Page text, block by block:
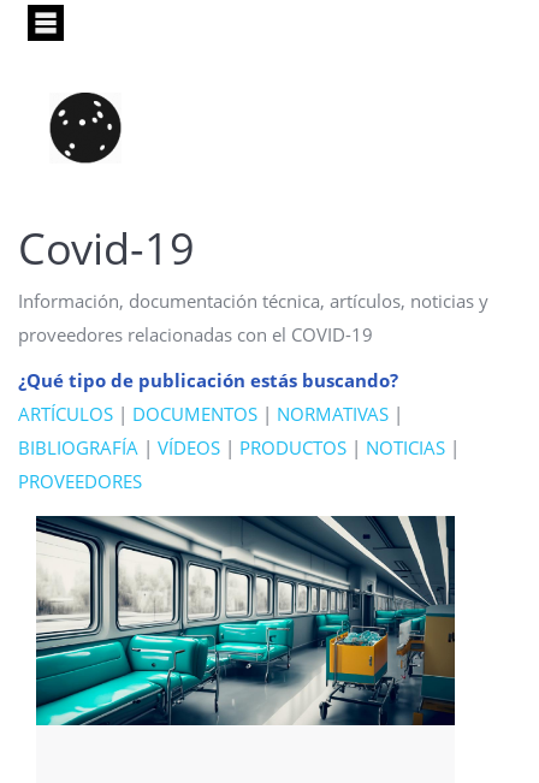
Pasar
principal
covid-19
Información, documentación técnica, artículos, noticias y
proveedores relacionadas con el COVID-19
¿Qué tipo de publicación estás buscando?
ARTÍCULOS | DOCUMENTOS | NORMATIVAS |
BIBLIOGRAFÍA | VÍDEOS | PRODUCTOS | NOTICIAS |
PROVEEDORES